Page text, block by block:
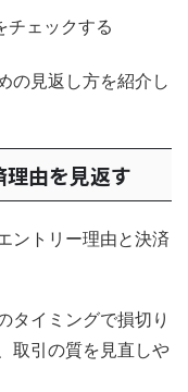
チェックする
の見返し方を紹介し
理由を見返す
ントリー理由と決済
タイミングで損切り
取引の質を見直しや